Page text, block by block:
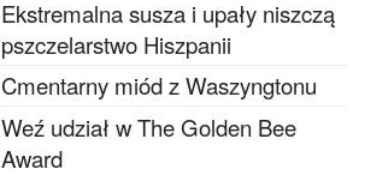
Ekstremalna susza i upały niszczą
pszczelarstwo Hiszpanii
Cmentarny miód z Waszyngtonu
Weź udział w The Golden Bee
Award